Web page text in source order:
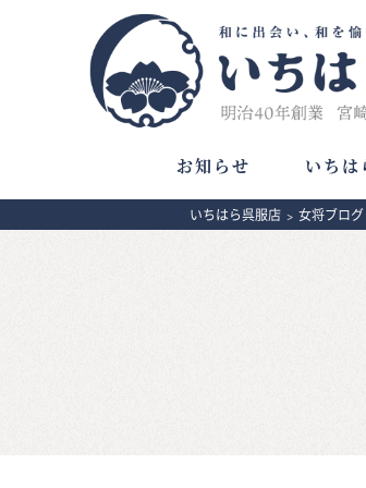
お知らせ いちは
いちはら呉服店 > 女将ブログ